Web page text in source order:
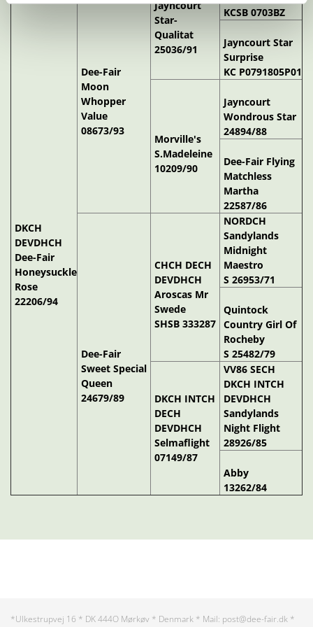
DKCH
DEVDHCH
Dee-Fair
Honeysuckle
Rose
22206/94
Dee-Fair
Moon
Whopper
Value
08673/93
Jayncourt
Star-
Qualitat
25036/91
KCSB 0703BZ
Jayncourt Star
Surprise
KC P0791805P01
Morville's
S.Madeleine
10209/90
Jayncourt
Wondrous Star
24894/88
Dee-Fair Flying
Matchless
Martha
22587/86
Dee-Fair
Sweet Special
Queen
24679/89
CHCH DECH
DEVDHCH
Aroscas Mr
Swede
SHSB 333287
NORDCH
Sandylands
Midnight
Maestro
S 26953/71
Quintock
Country Girl Of
Rocheby
S 25482/79
DKCH INTCH
DECH
DEVDHCH
Selmaflight
07149/87
VV86 SECH
DKCH INTCH
DEVDHCH
Sandylands
Night Flight
28926/85
Abby
13262/84
*Ulkestrupvej 16 * DK 444O Mørkøv * Denmark * Mail: post@dee-fair.dk *